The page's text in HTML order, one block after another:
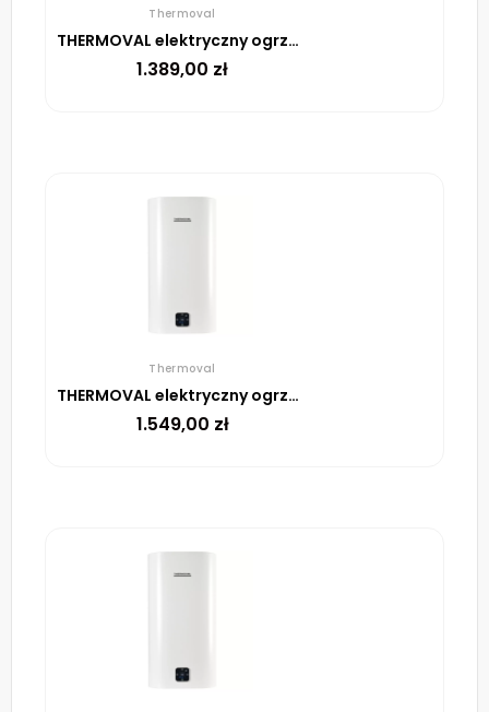
Thermoval
THERMOVAL elektryczny ogrzewacz pojemnościowy Aqua Ti- 100L-W WiFi szary
1.389,00 zł
Thermoval
THERMOVAL elektryczny ogrzewacz pojemnościowy Aqua Ti- 100L-W WiFi
1.549,00 zł